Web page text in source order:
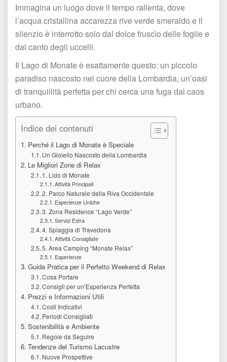
Immagina un luogo dove il tempo rallenta, dove
l’acqua cristallina accarezza rive verde smeraldo e il
ilenzio è interrotto solo dal dolce fruscìo delle foglie e
dal canto degli uccelli.
Il Lago di Monate è esattamente questo: un piccolo
paradiso nascosto nel cuore della Lombardia, un’oasi
di tranquillità perfetta per chi cerca una fuga dal caos
urbano.
Indice dei contenuti
Perché il Lago di Monate è Speciale
Un Gioiello Nascosto della Lombardia
Le Migliori Zone di Relax
1. Lido di Monate
Attività Principali
2. Parco Naturale della Riva Occidentale
Esperienze Uniche
3. Zona Residence “Lago Verde”
Servizi Extra
4. Spiaggia di Travedona
Attività Consigliate
5. Area Camping “Monate Relax”
Esperienze
Guida Pratica per il Perfetto Weekend di Relax
Cosa Portare
Consigli per un’Esperienza Perfetta
Prezzi e Informazioni Utili
Costi Indicativi
Periodi Consigliati
Sostenibilità e Ambiente
Regole da Seguire
Tendenze del Turismo Lacustre
Nuove Prospettive